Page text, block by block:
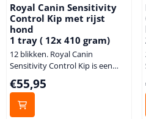
Royal Canin Sensitivity
Control Kip met rijst
hond
1 tray ( 12x 410 gram)
12 blikken. Royal Canin
Sensitivity Control Kip is een
samengesteld ter ondersteuning
van de behandeling bij
voedselallergie of
Prijs: 55,95
€55,95